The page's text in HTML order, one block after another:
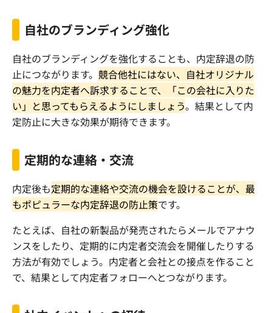
自社のブランディング強化
自社のブランディングを強化することも、内定辞退の防
止につながります。 競合他社にはない、自社オリジナル
の魅力を内定者へ訴求することで、「この会社に入りた
い」と思ってもらえるようにしましょう。結果として内
定防止に大きな効果が期待できます。
定期的な連絡・交流
内定後も定期的な連絡や交流の機会を設けることが、最
もポピュラーな内定辞退の防止策です。
たとえば、自社の新製品が発売されたらメールでアナウ
ンスをしたり、定期的に内定者交流会を開催したりする
方法が有効でしょう。内定者と会社との接点を作ること
で、結果として内定者フォローへとつながります。